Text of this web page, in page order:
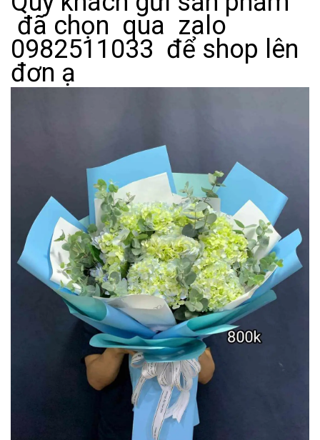
đã chọn qua zalo
0982511033 để shop lên
đơn ạ